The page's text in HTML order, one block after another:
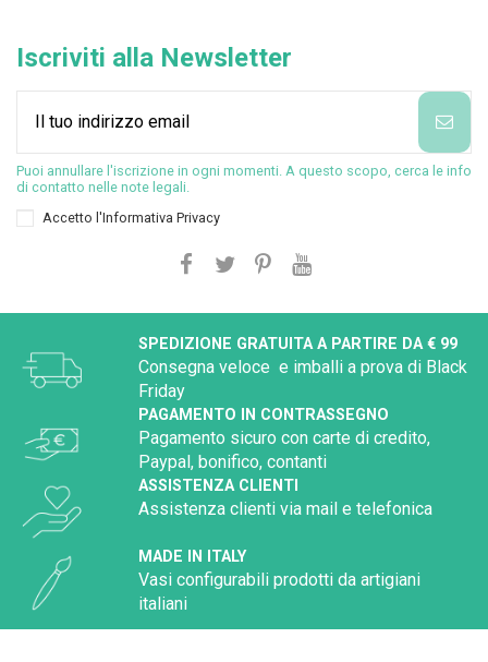
Iscriviti alla Newsletter
Puoi annullare l'iscrizione in ogni momenti. A questo scopo, cerca le info
di contatto nelle note legali.
Accetto l'Informativa Privacy
SPEDIZIONE GRATUITA A PARTIRE DA € 99
Consegna veloce e imballi a prova di Black
Friday
PAGAMENTO IN CONTRASSEGNO
Pagamento sicuro con carte di credito,
Paypal, bonifico, contanti
ASSISTENZA CLIENTI
Assistenza clienti via mail e telefonica
MADE IN ITALY
Vasi configurabili prodotti da artigiani
italiani